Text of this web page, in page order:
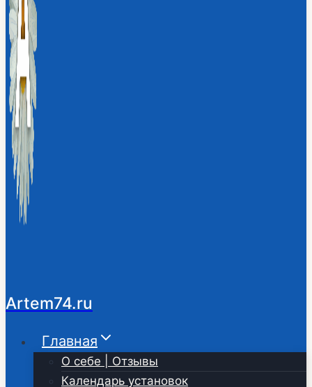
Artem74.ru
Главная
О себе | Отзывы
Календарь установок